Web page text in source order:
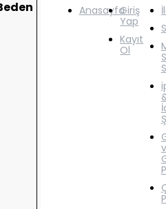
AnasayfaGiriş
Yap
Kayıt
Ol